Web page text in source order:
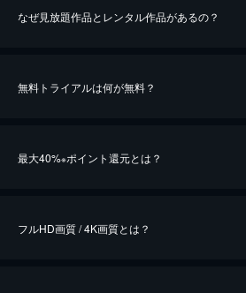
なぜ見放題作品とレンタル作品があるの？
無料トライアルは何が無料？
最大40%※ポイント還元とは？
フルHD画質 / 4K画質とは？